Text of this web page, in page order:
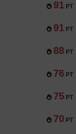
91 PT
91 PT
88 PT
76 PT
75 PT
70 PT